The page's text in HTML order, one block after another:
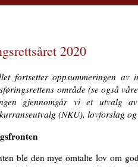
2020
fortsetter oppsummeringen
område (se også
gjennomgår vi et utvalg
(NKU), lovforslag
ble den mye omtalte lov om